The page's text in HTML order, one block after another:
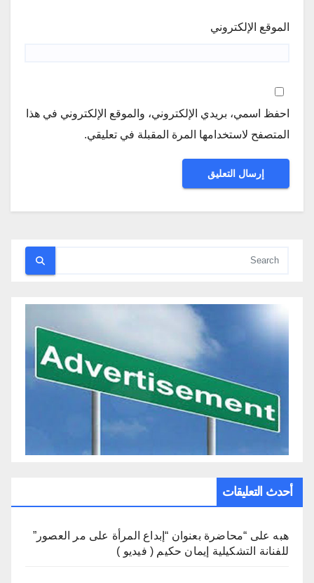
الموقع الإلكتروني
احفظ اسمي، بريدي الإلكتروني، والموقع الإلكتروني في هذا
المتصفح لاستخدامها المرة المقبلة في تعليقي.
أحدث التعليقات
هبه على “محاضرة بعنوان “إبداع المرأة على مر العصور”
للفنانة التشكيلية إيمان حكيم ( فيديو )